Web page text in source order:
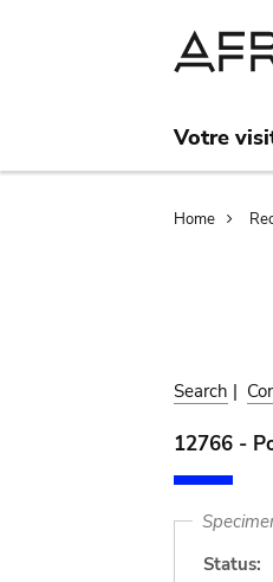
Votre
Home
Search |
12766 -
Status: